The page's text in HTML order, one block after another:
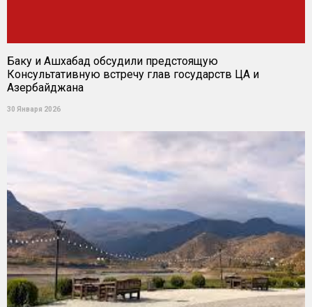
Баку и Ашхабад обсудили предстоящую
Консультативную встречу глав государств ЦА и
Азербайджана
30 Января 2026